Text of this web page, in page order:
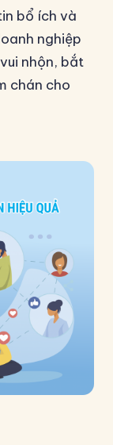
bổ ích và
nghiệp
nhộn, bắt
chán cho